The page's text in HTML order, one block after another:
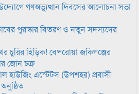
গণঅভ্যুত্থান দিবসের আলোচনা সভা
পুরস্কার বিতরণ ও নতুন সদস্যদের
চুরির হিড়িক! বেপরোয়া জকিগঞ্জের
জোন চক্র
হাউজিং এস্টেটস (উপশহর) প্রবাসী